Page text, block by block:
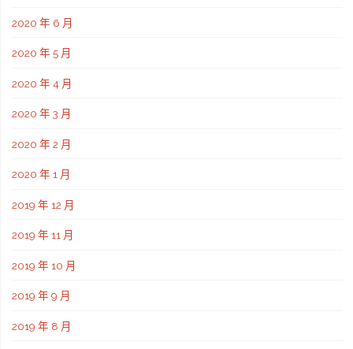
2020 年 6 月
2020 年 5 月
2020 年 4 月
2020 年 3 月
2020 年 2 月
2020 年 1 月
2019 年 12 月
2019 年 11 月
2019 年 10 月
2019 年 9 月
2019 年 8 月